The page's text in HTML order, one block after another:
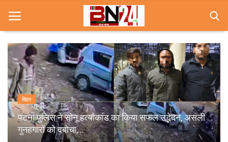
Home
खबरे
खेल
करियर
बिहार
पटना के कंकड़बाग केंद्रीय विद्यालय के पास बीच सड़क पर
गिरा पेड़, आवागमन बाधित।